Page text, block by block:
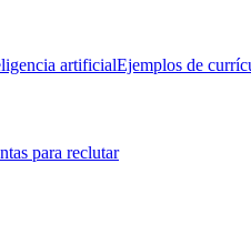
artificialEjemplos de
para reclutar